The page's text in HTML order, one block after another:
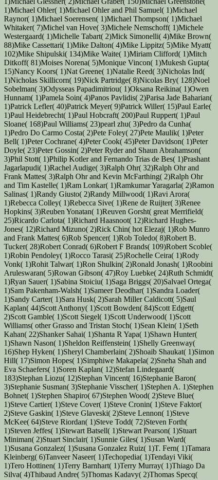
1)Michael Ohler( 1)Michael Ohler and Phil Samuel( 1)Michael
Raynor( 1)Michael Soerensen( 1)Michael Thompson( 1)Michael
Whitaker( 7)Michel van Hove( 3)Michele Nemschoff( 1)Michele
Westergaard( 1)Michelle Tabart( 2)Mick Simonelli( 4)Mike Brown(
88)Mike Cassettari( 1)Mike Dalton( 4)Mike Lippitz( 5)Mike Myatt(
102)Mike Shipulski( 134)Mike Waite( 1)Miriam Clifford( 1)Mitch
Ditkoff( 81)Moises Norena( 5)Monique Vincon( 1)Mukesh Gupta(
15)Nancy Koors( 1)Nat Greene( 1)Natalie Reed( 3)Nicholas Ind(
1)Nicholas Skillicorn( 19)Nick Partridge( 8)Nicolas Bry( 128)Noel
Sobelman( 3)Odysseas Papadimitriou( 1)Oksana Reikina( 1)Owen
Hunnam( 1)Pamela Soin( 4)Panos Pavlidis( 2)Parisa Jade Baharian(
1)Patrick Lefler( 40)Patrick Meyer( 9)Patrick Willer( 15)Paul Earle(
1)Paul Heidebrecht( 1)Paul Hobcraft( 200)Paul Ruppert( 1)Paul
Sloane( 168)Paul Williams( 23)pearl zhu( 3)Pedro da Cunha(
1)Pedro Do Carmo Costa( 2)Pete Foley( 27)Pete Maulik( 1)Peter
Bell( 1)Peter Cochrane( 4)Peter Cook( 45)Peter Davidson( 1)Peter
Doyle( 23)Peter Gossin( 2)Peter Ryder and Shaun Abrahamson(
3)Phil Stott( 1)Philip Kotler and Fernando Trias de Bes( 1)Prashant
Jagarlapudi( 1)Rachel Audige( 3)Ralph Ohr( 32)Ralph Ohr and
Frank Mattes( 3)Ralph Ohr and Kevin McFarthing( 2)Ralph Ohr
and Tim Kastelle( 1)Ram Lonkar( 1)Ramkumar Yaragarla( 2)Ramon
Salinas( 1)Randy Giusto( 2)Randy Millwood( 1)Ravi Arora(
1)Rebecca Colley( 1)Rebecca Sive( 1)Rene de Ruijter( 3)Renee
Hopkins( 3)Reuben Yonatan( 1)Reuven Gorsht( great Merrifield(
25)Ricardo Carlota( 1)Richard Haasnoot( 12)Richard Hughes-
Jones( 12)Richard Mizuno( 2)Rick Chin( hot Elezaj( 1)Rob Munro
and Frank Mattes( 6)Rob Spencer( 1)Rob Toledo( 8)Robert B.
Tucker( 28)Robert Conrad( 6)Robert F Brands( 109)Robert Scoble(
1)Robin Pendoley( 1)Rocco Tarasi( 25)Rochelle Ceira( 1)Rody
Vonk( 1)Rohit Talwar( 1)Ron Shulkin( 2)Ronald Jonash( 1)Roobini
Aruleswaran( 5)Rowan Gibson( 47)Roy Luebke( 24)Ruth Schmidt(
1)Ryan Sauer( 1)Sabina Stoiciu( 1)Saga Briggs( 20)Salvael Ortega(
1)Sam Pakenham-Walsh( 1)Sameer Deodhar( 1)Sandra Loader(
1)Sandy Carter( 1)Sara Husk( 2)Sarah Miller Caldicott( 5)Saul
Kaplan( 44)Scott Anthony( 1)Scott Bowden( 84)Scott Edgett(
2)Scott Gamble( 1)Scott Siegel( 1)Scott Underwood( 1)Scott
Williams( other Grasso and Tristan Stoch( 1)Sean Klein( 1)Seth
Kahan( 22)Shanker Sahai( 1)Shanta R Yapa( 1)Shawn Hunter(
1)Shawn Nason( 1)Sheldon Reiffenstein( 1)Shelly Greenway(
16)Shep Hyken( 1)Sheryl Chamberlain( 2)Shoaib Shaukat( 1)Simon
Hill( 17)Simon Hopes( 1)Simphiwe Makapela( 2)Sneha Shah and
Eva Schaefers( 1)Soren Kaplan( 12)Stefan Lindegaard(
183)Stephan Liozu( 12)Stephan Vincent( 16)Stephanie Baron(
3)Stephanie Susman( 3)Stephanie Visscher( 1)Stephen A. 1)Stephen
Bohnet( 1)Stephen Shapiro( 67)Stephen Wood( 2)Steve Blue(
1)Steve Cartier( 1)Steve Cover( 1)Steve Cronin( 1)Steve Faktor(
2)Steve Gaskin( 1)Steve Glaveski( 2)Steve Lennon( 1)Steve
McKee( 64)Steve Riordan( 1)Steve Todd( 72)Steven Forth(
1)Steven Jeffes( 1)Stewart Batsell( 1)Stewart Pearson( 1)Stuart
Miniman( 2)Stuart Sinclair( 1)Sunnie Giles( 1)Susan Ward(
1)Susana Gonzalez( 1)Susana Gonzalez Ruiz( 1)T. Fern( 1)Tamara
Kleinberg( 6)Tanveer Naseer( 1)Techopedia( 1)Tendayi Viki(
1)Tero Hottinen( 1)Terry Barnhart( 1)Terry Murray( 1)Thiago Da
Silva( 4)Thibaud Andre( 5)Thomas Kadavy( 2)Thomas Specq(